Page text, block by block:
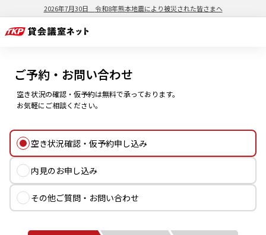
2026年7月30日 令和8年熊本地震により被災された皆さまへ
ご予約・お問い合わせ
空き状況の確認・仮予約は無料で承っております。
お気軽にご相談ください。
空き状況確認・仮予約申し込み
内見のお申し込み
その他ご質問・お問い合わせ